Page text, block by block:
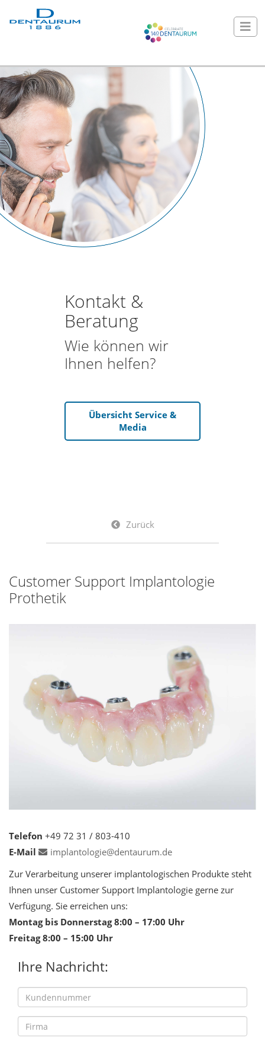
Kontakt &
Beratung
Wie können wir
Ihnen helfen?
Übersicht Service &
Media
Zurück
Customer Support Implantologie
Prothetik
Telefon +49 72 31 / 803-410
E-Mail
implantologie@dentaurum.de
Zur Verarbeitung unserer implantologischen Produkte steht
Ihnen unser Customer Support Implantologie gerne zur
Verfügung. Sie erreichen uns:
Montag bis Donnerstag 8:00 – 17:00 Uhr
Freitag 8:00 – 15:00 Uhr
Ihre Nachricht: